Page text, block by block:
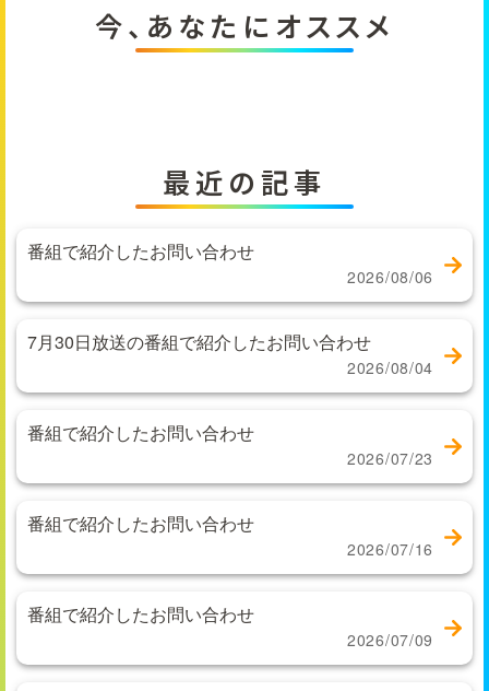
今、あなたにオススメ
最近の記事
番組で紹介したお問い合わせ
2026/08/06
7月30日放送の番組で紹介したお問い合わせ
2026/08/04
番組で紹介したお問い合わせ
2026/07/23
番組で紹介したお問い合わせ
2026/07/16
番組で紹介したお問い合わせ
2026/07/09